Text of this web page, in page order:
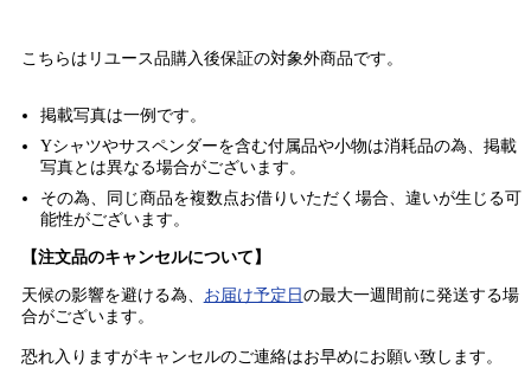
こちらはリユース品購入後保証の対象外商品です。
掲載写真は一例です。
Yシャツやサスペンダーを含む付属品や小物は消耗品の為、掲載
写真とは異なる場合がございます。
その為、同じ商品を複数点お借りいただく場合、違いが生じる可
能性がございます。
【注文品のキャンセルについて】
天候の影響を避ける為、 お届け予定日 の最大一週間前に発送する場
合がございます。
恐れ入りますがキャンセルのご連絡はお早めにお願い致します。